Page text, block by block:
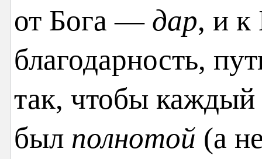
от Бога — дар, и
благодарность,
так, чтобы каждый
был полнотой (а